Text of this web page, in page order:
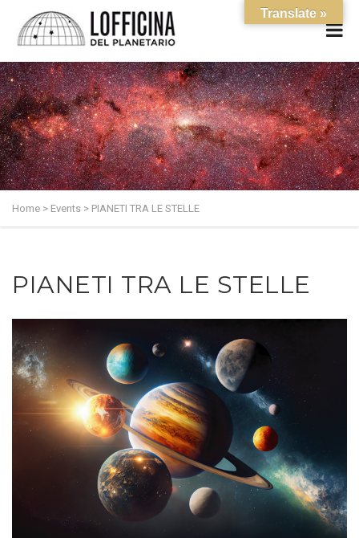
Home > Events > PIANETI TRA LE STELLE
PIANETI TRA LE STELLE
Translate »